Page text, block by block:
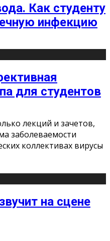
Как студенту
инфекцию
для студентов
лекций и зачетов,
заболеваемости
коллективах вирусы
на сцене